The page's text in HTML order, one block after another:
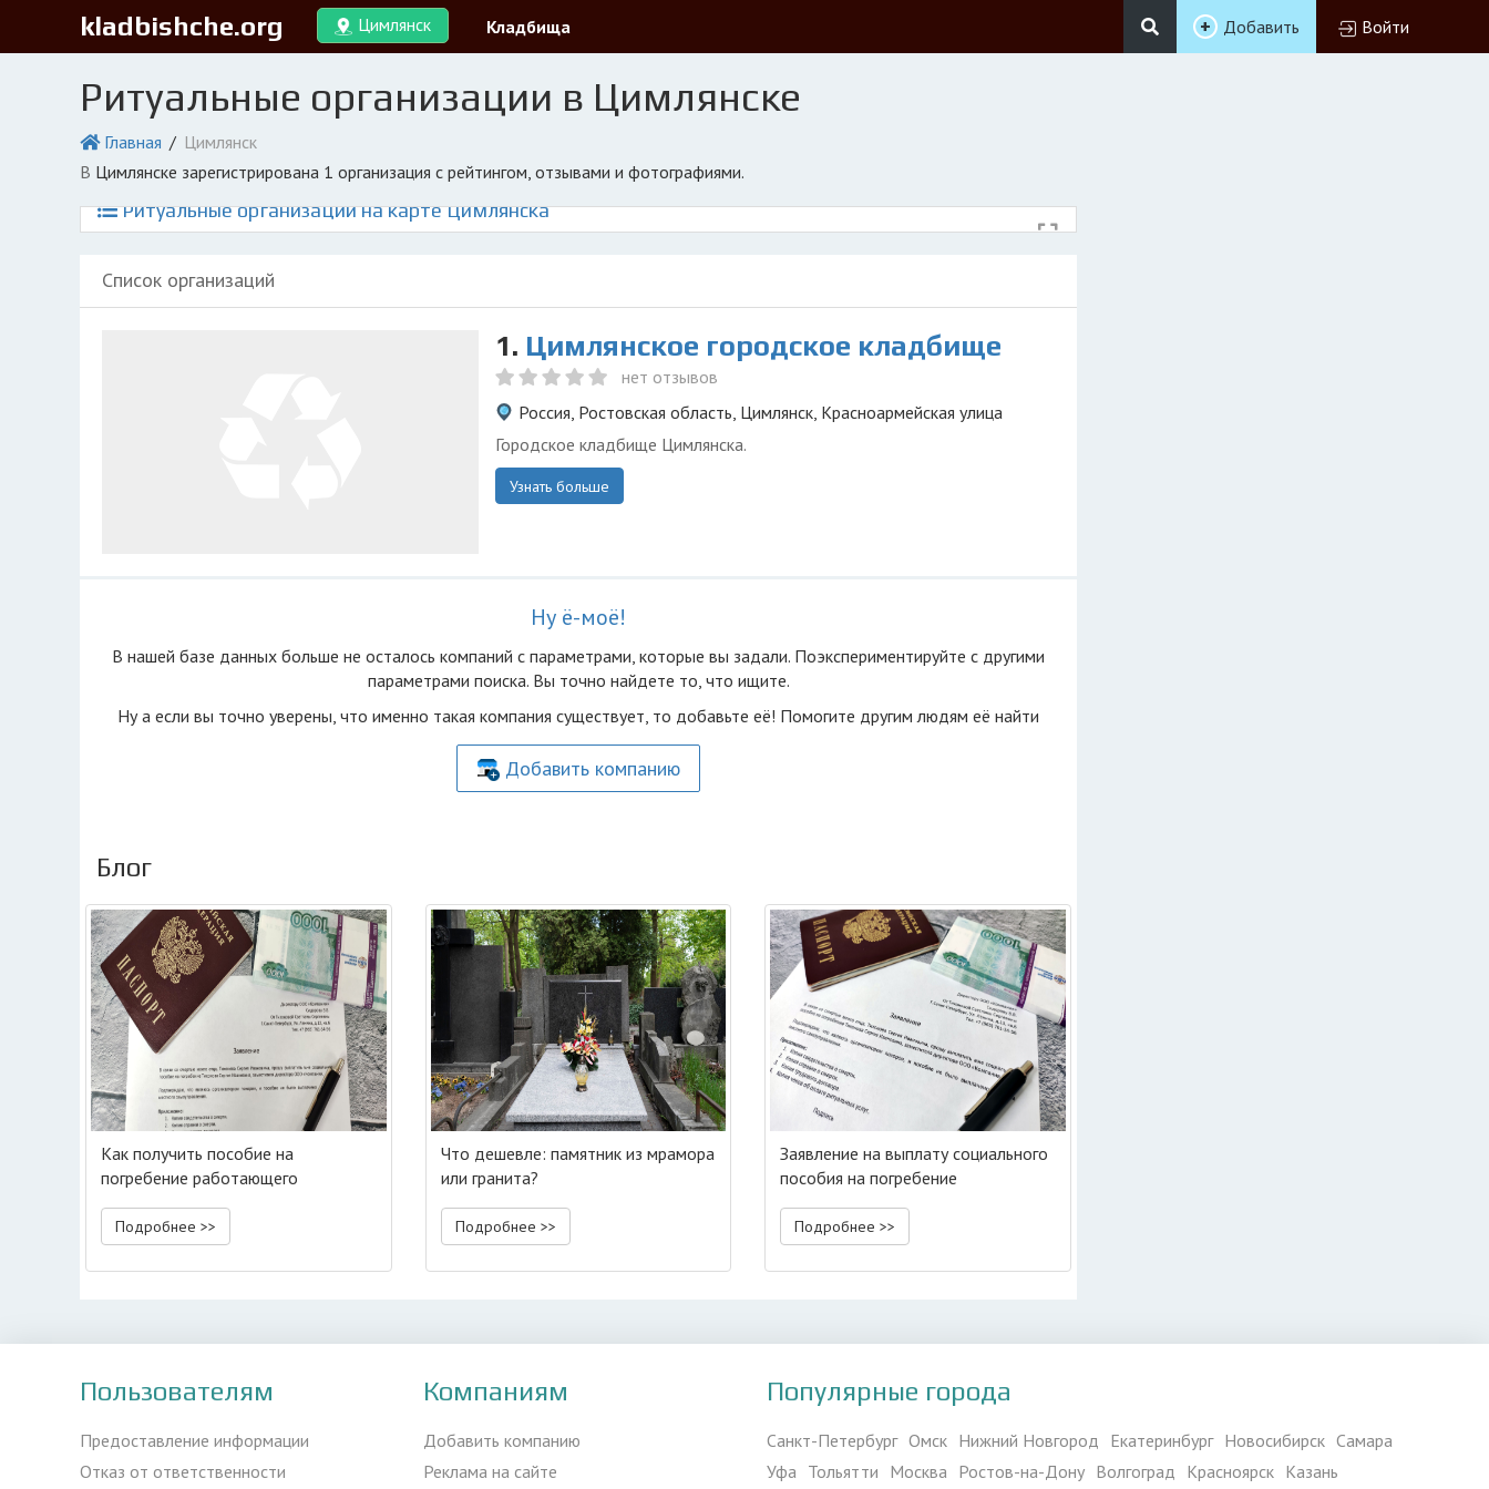
kladbishche.org Цимлянск Кладбища Добавить Войти
Ритуальные организации в Цимлянске
Главная
Цимлянск
в Цимлянске зарегистрирована 1 организация с рейтингом, отзывами и фотографиями.
Ритуальные организации на карте Цимлянска
Список организаций
1. Цимлянское городское кладбище
нет отзывов
Россия, Ростовская область, Цимлянск, Красноармейская улица
Городское кладбище Цимлянска.
Узнать больше
Ну ё-моё!
В нашей базе данных больше не осталоcь компаний с параметрами, которые вы задали. Поэкспериментируйте с другими
параметрами поиска. Вы точно найдете то, что ищите.
Ну а если вы точно уверены, что именно такая компания существует, то добавьте её! Помогите другим людям её найти
Добавить компанию
Блог
Как получить пособие на
погребение работающего
человека?
Подробнее >>
Что дешевле: памятник из мрамора
или гранита?
Подробнее >>
Заявление на выплату социального
пособия на погребение
Подробнее >>
Пользователям
Предоставление информации
Отказ от ответственности
Компаниям
Добавить компанию
Реклама на сайте
Популярные города
Санкт-Петербург Омск Нижний Новгород Екатеринбург Новосибирск Самара
Уфа Тольятти Москва Ростов-на-Дону Волгоград Красноярск Казань